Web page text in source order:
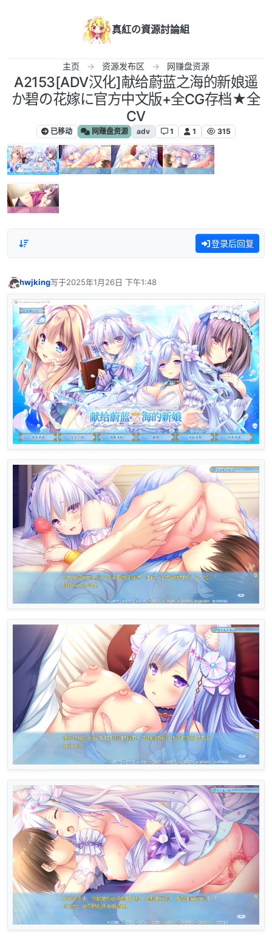
真紅の資源討論組
主页 资源发布区 网赚盘资源
A2153[ADV汉化]献给蔚蓝之海的新娘遥
か碧の花嫁に官方中文版+全CG存档★全
CV
已移动 网赚盘资源 adv 1 1 315
登录后回复
hwjking写于2025年1月26日 下午1:48
最后由 编辑